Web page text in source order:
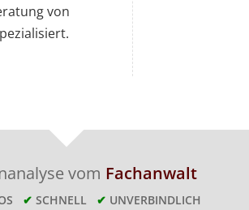
von
vom Fachanwalt
✔ SCHNELL ✔ UNVERBINDLICH